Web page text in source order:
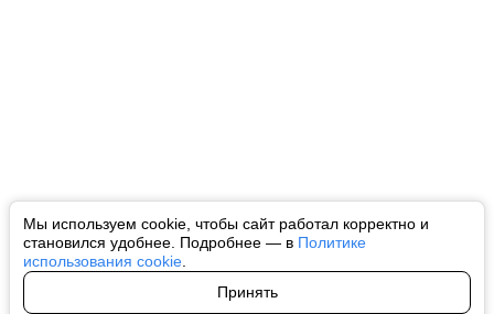
Мы используем cookie, чтобы сайт работал корректно и
становился удобнее. Подробнее — в Политике
использования cookie
Принять